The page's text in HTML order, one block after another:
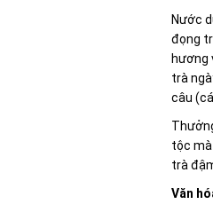
Nước
đọng
hương
trà
câu
tộc
trà
Văn